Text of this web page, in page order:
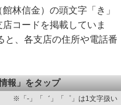
林信金）の頭文字「き」
コードを掲載していま
と、各支店の住所や電話番
報」をタップ
※「-」「゛」「゜」は1文字扱い